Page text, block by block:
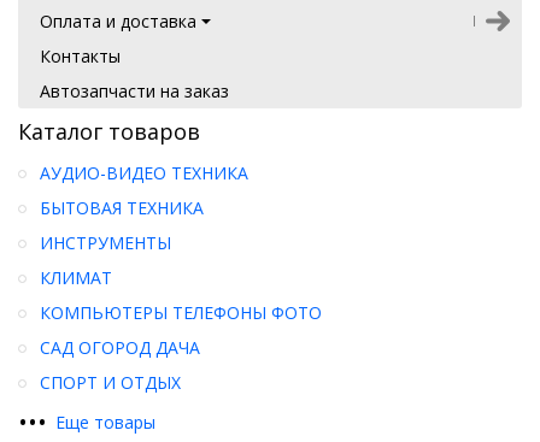
Оплата и доставка
Контакты
Автозапчасти на заказ
Каталог товаров
••• Еще товары
АУДИО-ВИДЕО ТЕХНИКА
БЫТОВАЯ ТЕХНИКА
ИНСТРУМЕНТЫ
КЛИМАТ
КОМПЬЮТЕРЫ ТЕЛЕФОНЫ ФОТО
САД ОГОРОД ДАЧА
СПОРТ И ОТДЫХ